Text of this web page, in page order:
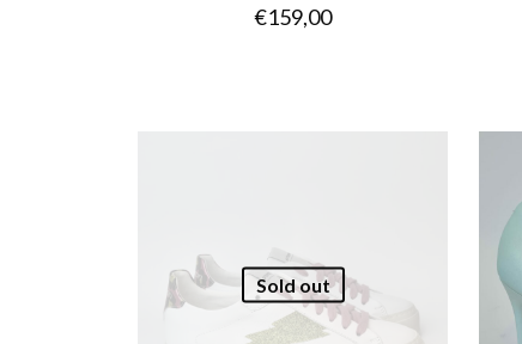
€159,00
Sold out